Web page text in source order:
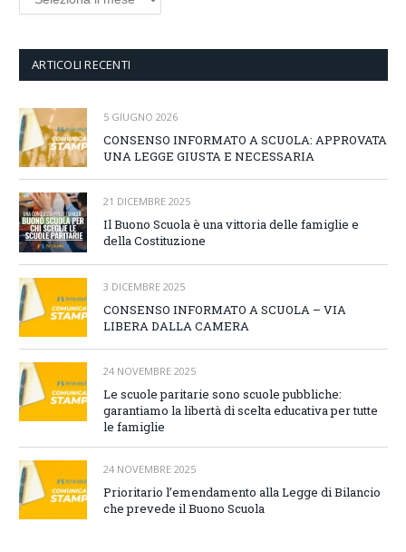
ARTICOLI RECENTI
5 GIUGNO 2026
CONSENSO INFORMATO A SCUOLA: APPROVATA
UNA LEGGE GIUSTA E NECESSARIA
21 DICEMBRE 2025
Il Buono Scuola è una vittoria delle famiglie e
della Costituzione
3 DICEMBRE 2025
CONSENSO INFORMATO A SCUOLA – VIA
LIBERA DALLA CAMERA
24 NOVEMBRE 2025
Le scuole paritarie sono scuole pubbliche:
garantiamo la libertà di scelta educativa per tutte
le famiglie
24 NOVEMBRE 2025
Prioritario l’emendamento alla Legge di Bilancio
che prevede il Buono Scuola